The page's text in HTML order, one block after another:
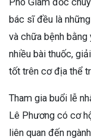
bác sĩ đều là
và chữa bệnh
nhiều bài thuốc,
tốt trên cơ địa thể
Tham gia buổi lễ
Lê Phương có cơ
liên quan đến